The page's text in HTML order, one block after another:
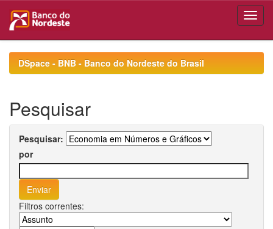
navigationDSpace - BNB - Banco do Nordeste do Brasil
Pesquisar
Pesquisar:
por
Filtros correntes: